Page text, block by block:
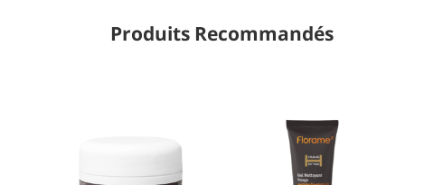
Produits Recommandés